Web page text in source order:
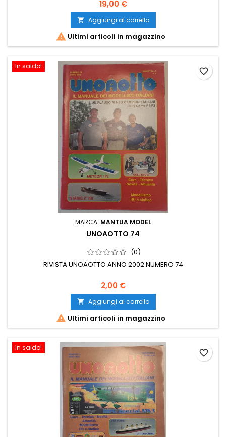
19,00 €
 Aggiungi al carrello
 Ultimi articoli in magazzino
In saldo!
MARCA: MANTUA MODEL
UNOAOTTO 74
(0)
RIVISTA UNOAOTTO ANNO 2002 NUMERO 74
2,00 €
 Aggiungi al carrello
 Ultimi articoli in magazzino
favorite_border
In saldo!
favorite_border